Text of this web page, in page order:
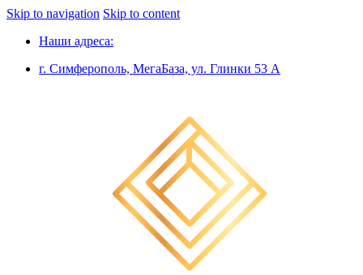
Skip to navigation Skip to content
Наши адреса:
г. Симферополь, МегаБаза, ул. Глинки 53 А